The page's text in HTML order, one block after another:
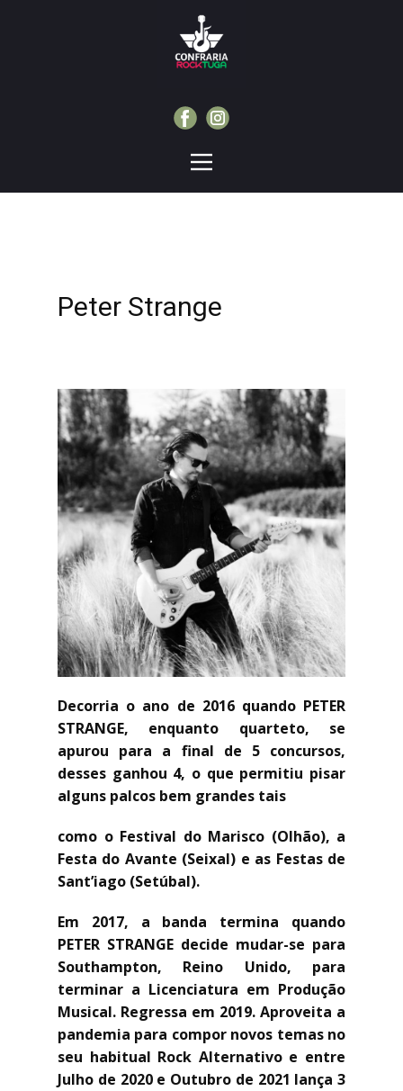
Peter Strange
Decorria o ano de 2016 quando PETER
STRANGE, enquanto quarteto, se
apurou para a final de 5 concursos,
desses ganhou 4, o que permitiu pisar
alguns palcos bem grandes tais
como o Festival do Marisco (Olhão), a
Festa do Avante (Seixal) e as Festas de
Sant’iago (Setúbal).
Em 2017, a banda termina quando
PETER STRANGE decide mudar-se para
Southampton, Reino Unido, para
terminar a Licenciatura em Produção
Musical. Regressa em 2019. Aproveita a
pandemia para compor novos temas no
seu habitual Rock Alternativo e entre
Julho de 2020 e Outubro de 2021 lança 3